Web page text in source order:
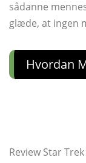
sådanne
glæde, at ingen
Hvordan
Review Star